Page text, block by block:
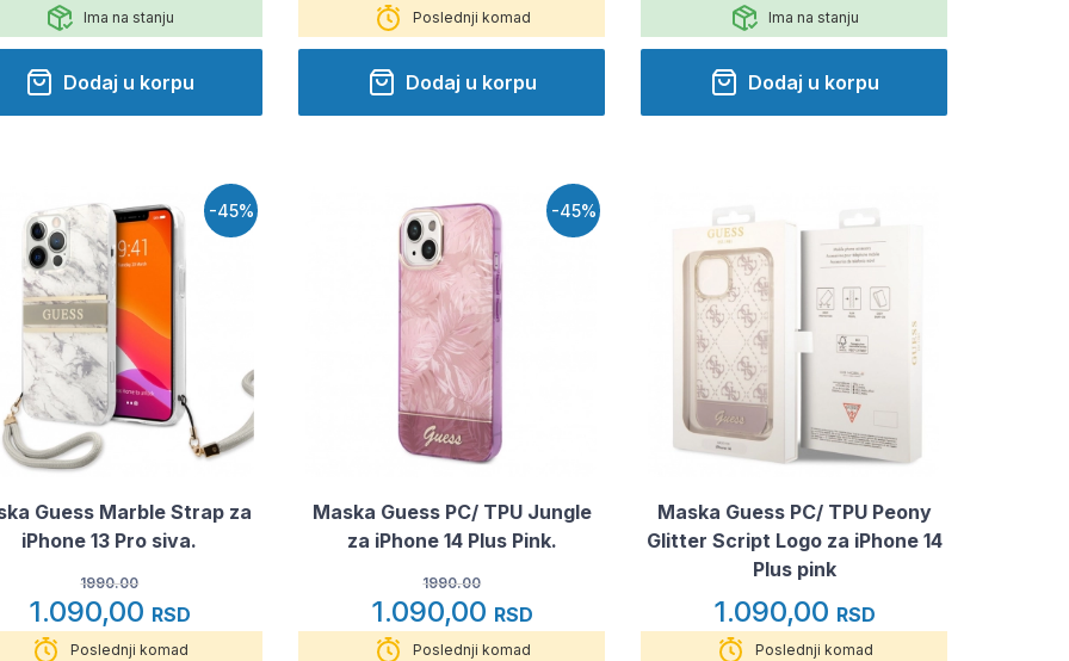
Ima na stanju
Dodaj u korpu
Poslednji komad
Dodaj u korpu
Ima na stanju
Dodaj u korpu
-45%
Guess Marble Strap za
iPhone 13 Pro siva.
1990.00
1.090,00 RSD
Poslednji komad
-45%
Maska Guess PC/ TPU Jungle
za iPhone 14 Plus Pink.
1990.00
1.090,00 RSD
Poslednji komad
Maska Guess PC/ TPU Peony
Glitter Script Logo za iPhone 14
Plus pink
1.090,00 RSD
Poslednji komad